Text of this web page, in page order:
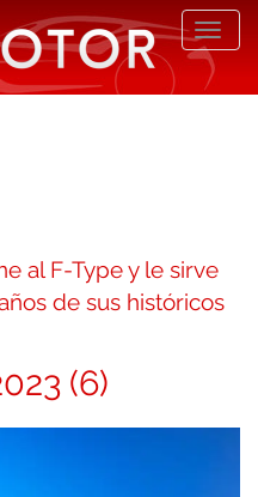
al F-Type y le sirve
de sus históricos
(6)